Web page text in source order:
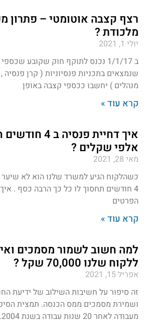
רצף קצבה אוטומטי – פתרון
מלכודת ?
יולי 1, 2021
ב 1/1/17 נכנס לתוקף חוק שקובע
שנמצאים בתכניות פנסיוניות ( קרן פנסיה
מנהלים ) יחשבו ככספי קצבה באופן
קרא עוד »
איך דחיית
אלפי שקלים ?
מאי 28, 2021
כשהלקוח הגיע למשרד שלנו הוא לא
4 חודשים תחסוך לו כל כך הרבה כסף .
הפרטים
קרא עוד »
למה חשוב לשמור מסמכים
ללקוח שלנו 70,000 שקל ?
אפריל 15, 2021
זה סיפור על חשיבות השילוב של ידיעת
ושמירת מסמכים ממס הכנסה. תמצית
מעבודה לאחר 20 שנות עבודה בשנת 2004. הכנסותיו